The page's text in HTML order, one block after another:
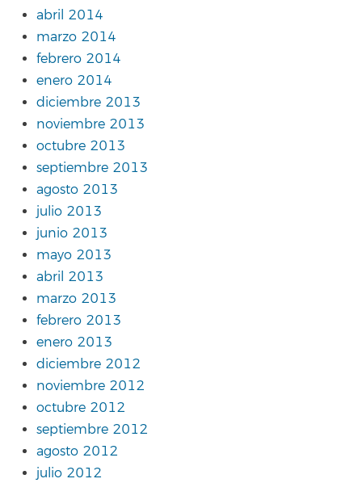
abril 2014
marzo 2014
febrero 2014
enero 2014
diciembre 2013
noviembre 2013
octubre 2013
septiembre 2013
agosto 2013
julio 2013
junio 2013
mayo 2013
abril 2013
marzo 2013
febrero 2013
enero 2013
diciembre 2012
noviembre 2012
octubre 2012
septiembre 2012
agosto 2012
julio 2012